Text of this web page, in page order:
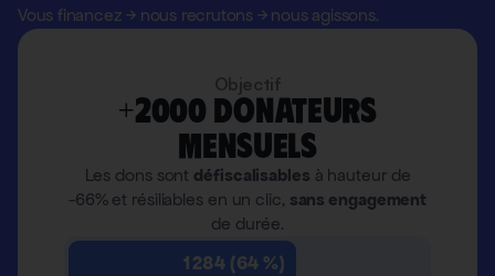
Vous financez→ nous recrutons →nous agissons.
+2000 donateurs
mensuels
Les dons sont défiscalisables à hauteur de
-66% et résiliables en un clic, sans engagement
de durée.
1 284 (64 %)